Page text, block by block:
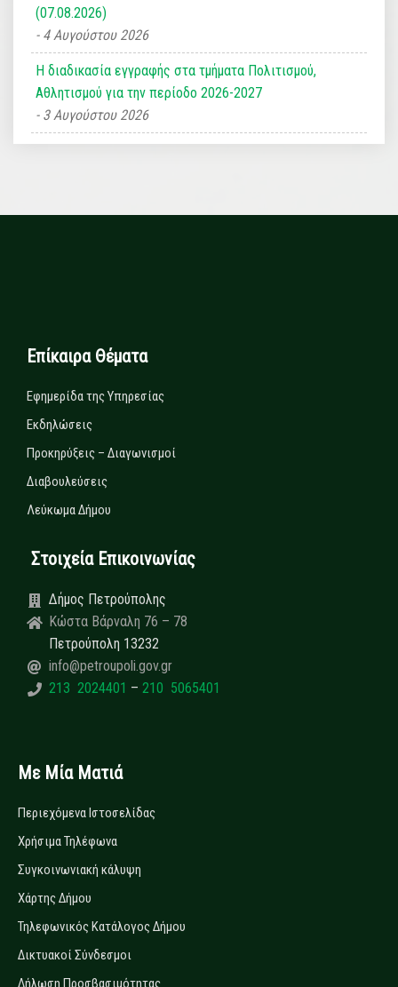
(07.08.2026)
4 Αυγούστου 2026
Η διαδικασία εγγραφής στα τμήματα Πολιτισμού,
Αθλητισμού για την περίοδο 2026-2027
3 Αυγούστου 2026
Επίκαιρα Θέματα
Εφημερίδα της Υπηρεσίας
Εκδηλώσεις
Προκηρύξεις – Διαγωνισμοί
Διαβουλεύσεις
Λεύκωμα Δήμου
Στοιχεία Επικοινωνίας
Δήμος Πετρούπολης
Κώστα Βάρναλη 76 – 78
Πετρούπολη 13232
info@petroupoli.gov.gr
213 2024401 – 210 5065401
Με Μία Ματιά
Περιεχόμενα Ιστοσελίδας
Χρήσιμα Τηλέφωνα
Συγκοινωνιακή κάλυψη
Χάρτης Δήμου
Τηλεφωνικός Κατάλογος Δήμου
Δικτυακοί Σύνδεσμοι
Δήλωση Προσβασιμότητας